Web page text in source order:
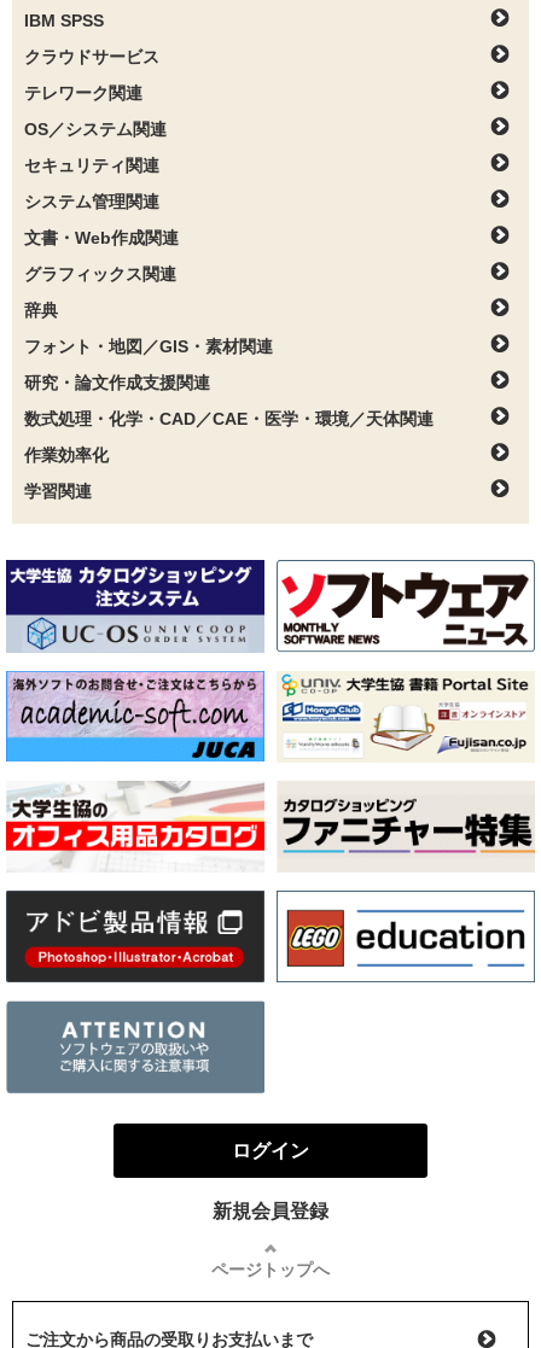
IBM SPSS
クラウドサービス
テレワーク関連
OS／システム関連
セキュリティ関連
システム管理関連
文書・Web作成関連
グラフィックス関連
辞典
フォント・地図／GIS・素材関連
研究・論文作成支援関連
数式処理・化学・CAD／CAE・医学・環境／天体関連
作業効率化
学習関連
ログイン
新規会員登録
ページトップへ
ご注文から商品の受取りお支払いまで